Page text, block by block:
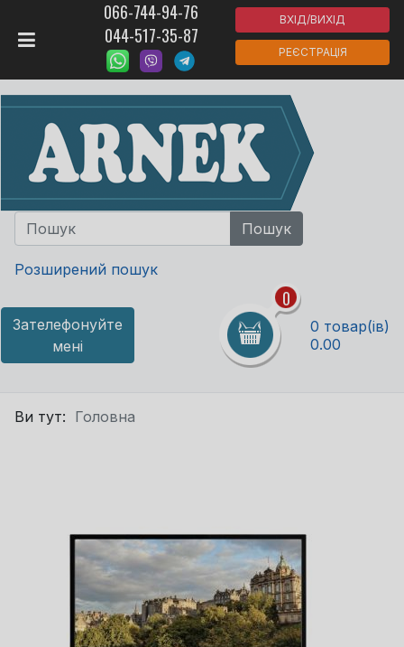
066-744-94-76
044-517-35-87
ВХІД/ВИХІД
РЕЄСТРАЦІЯ
Розширений пошук
Зателефонуйте
мені
0
0 товар(ів)
0.00
Ви тут: Головна